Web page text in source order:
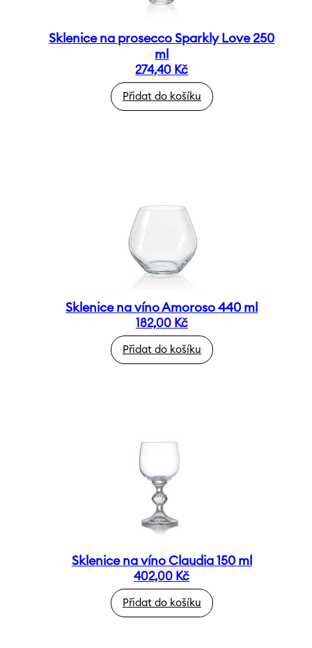
Sklenice na prosecco Sparkly Love 250
ml
274,40 Kč
Přidat do košíku
Sklenice na víno Amoroso 440 ml
182,00 Kč
Přidat do košíku
Sklenice na víno Claudia 150 ml
402,00 Kč
Přidat do košíku